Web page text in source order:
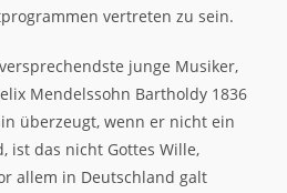
vertreten zu sein.
junge Musiker,
Mendelssohn Bartholdy 1836
überzeugt, wenn er nicht ein
ist das nicht Gottes Wille,
allem in Deutschland galt